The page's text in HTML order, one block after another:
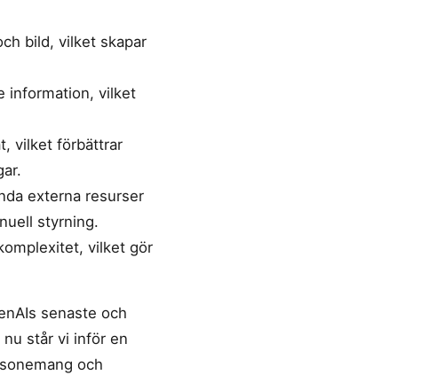
bild, vilket skapar
information, vilket
vilket förbättrar
externa resurser
styrning.
vilket gör
senaste och
nu står vi inför en
och